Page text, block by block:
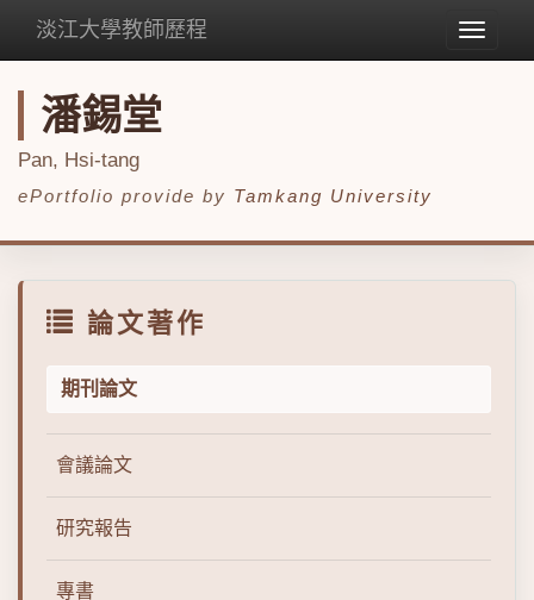
Toggle
淡江大學教師歷程
潘錫堂
Pan, Hsi-tang
ePortfolio provide by Tamkang University
論文著作
期刊論文
會議論文
研究報告
專書